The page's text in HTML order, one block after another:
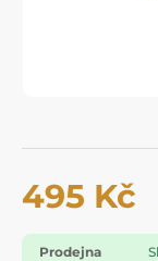
495 Kč
Prodejna